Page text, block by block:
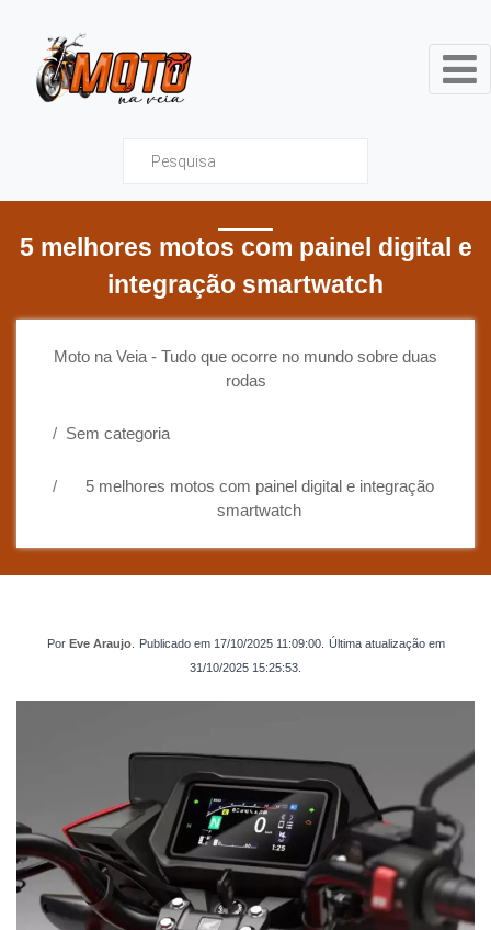
Moto na Veia - Tudo que
5 melhores motos com painel digital e
integração smartwatch
Moto na Veia - Tudo que ocorre no mundo sobre duas
rodas
Sem categoria
5 melhores motos com painel digital e integração
smartwatch
Por Eve Araujo. Publicado em 17/10/2025 11:09:00. Última atualização em
31/10/2025 15:25:53